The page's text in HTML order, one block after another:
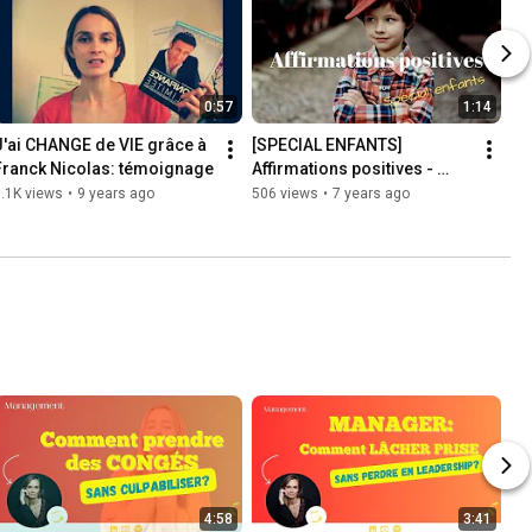
0:57
CHANGE de VIE grâce à
Nicolas: témoignage
views • 9 years ago
1:14
[SPECIAL ENFANTS]
Affirmations positives -
Vaincre sa timidité/ Amour
506 views • 7 years ago
4:58 3:41